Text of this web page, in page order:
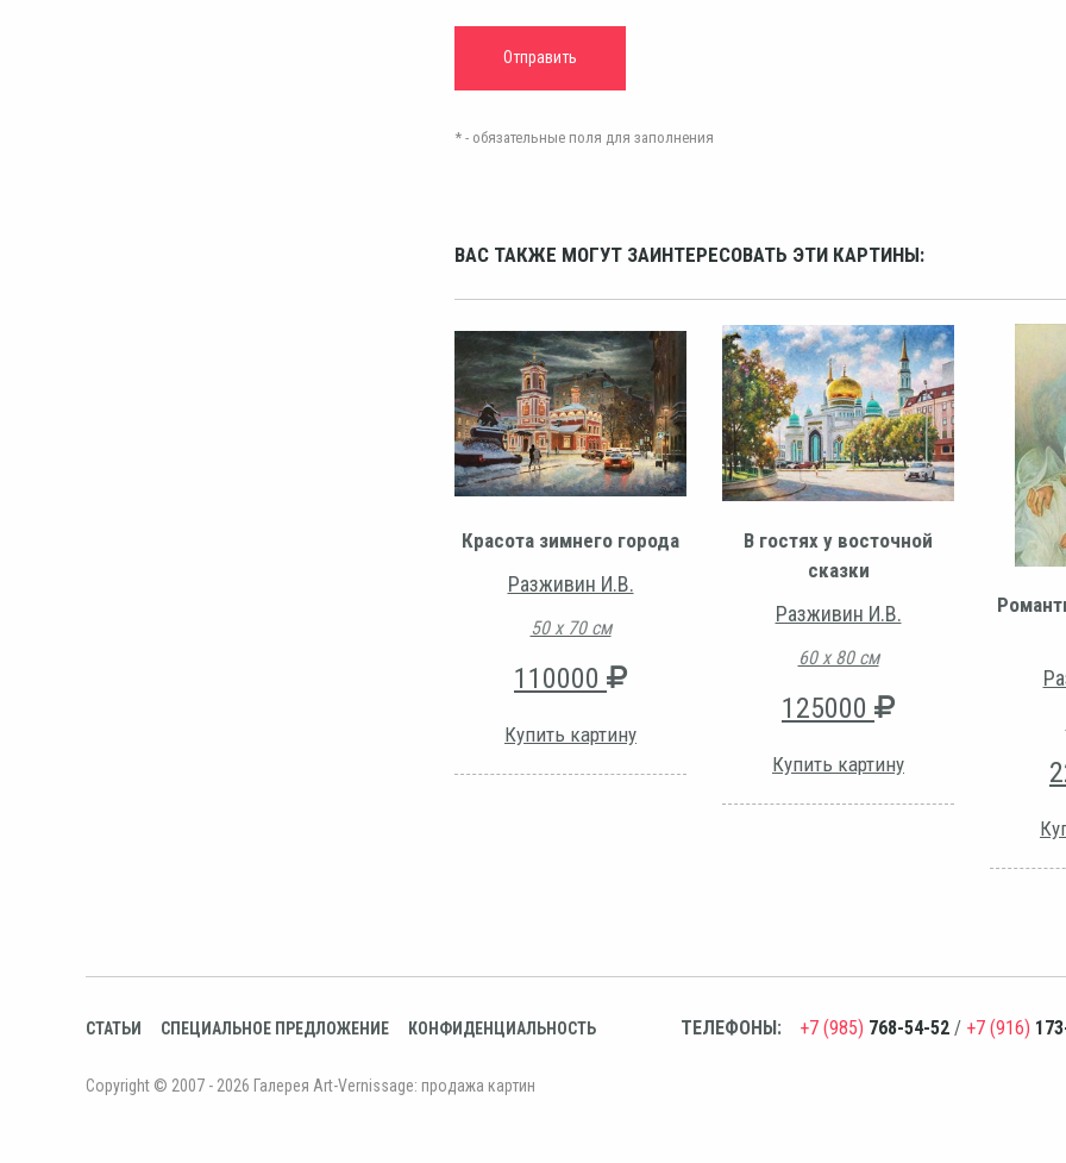
* - обязательные поля для заполнения
ВАС ТАКЖЕ МОГУТ ЗАИНТЕРЕСОВАТЬ ЭТИ КАРТИНЫ:
Красота зимнего города
Разживин И.В.
50 х 70 см
110000
Купить картину
В гостях у восточной
сказки
Разживин И.В.
60 х 80 см
125000
Купить картину
СТАТЬИ СПЕЦИАЛЬНОЕ ПРЕДЛОЖЕНИЕ КОНФИДЕНЦИАЛЬНОСТЬ ТЕЛЕФОНЫ: +7 (985) 768-54-52 / +7 (916)
Copyright © 2007 - 2026 Галерея Art-Vernissage: продажа картин